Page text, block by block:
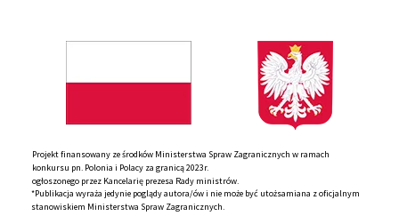
Projekt finansowany ze środków Ministerstwa Spraw Zagranicznych w ramach
konkursu pn. Polonia i Polacy za granicą 2023r.
ogłoszonego przez Kancelarię prezesa Rady ministrów.
*Publikacja wyraża jedynie poglądy autora/ów i nie może być utożsamiana z oficjalnym
stanowiskiem Ministerstwa Spraw Zagranicznych.